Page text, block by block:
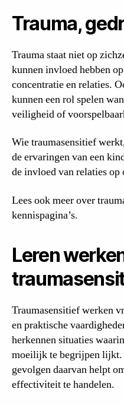
Trauma,
Trauma staat niet op
kunnen invloed hebben
concentratie en relaties.
kunnen een rol spelen
veiligheid of
Wie traumasensitief
de ervaringen van een
de invloed van relaties
Lees ook meer over
kennispagina’s.
Leren
Traumasensitief werken
en praktische
herkennen situaties
moeilijk te begrijpen lijkt.
gevolgen daarvan helpt
effectiviteit te handelen.